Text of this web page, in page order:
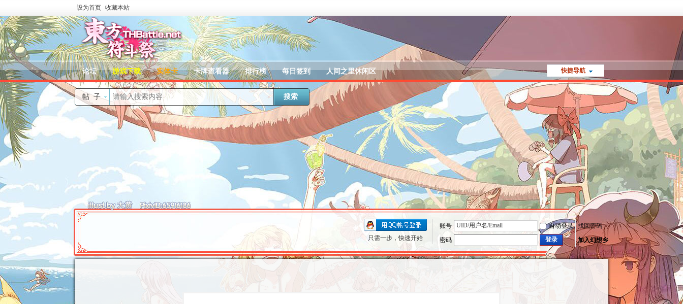
设为首页 收藏本站
账号 自动登录
找回密码
密码
登录 加入幻想乡
只需一步，快速开始
快捷导航
论坛 游戏下载 实体卡 卡牌查看器 排行榜 每日签到 人间之里休闲区
帖子 搜索